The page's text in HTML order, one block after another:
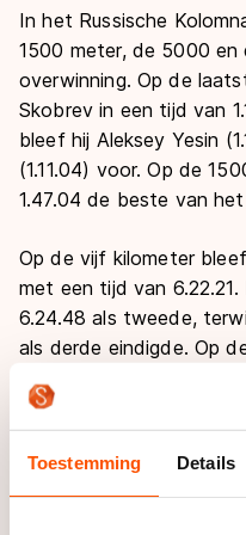
Toestemming Details
In het Russische
1500 meter, de 5000 en
overwinning. Op de
Skobrev in een tijd van
bleef hij Aleksey Yesin
(1.11.04) voor. Op de
1.47.04 de beste van
Op de vijf kilometer
met een tijd van 6.22.21.
6.24.48 als tweede,
als derde eindigde. Op
Seryaev de snelste (
Bij de dames troefde
concurrente Yekaterina
In een tijd van 1.59.08